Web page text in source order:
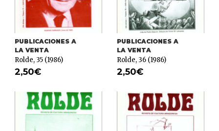
PUBLICACIONES A
LA VENTA
Rolde, 35 (1986)
2,50€
PUBLICACIONES A
LA VENTA
Rolde, 36 (1986)
2,50€